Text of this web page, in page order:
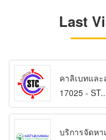
Last
คาลิเบทและ
17025 -
บริการจัดห